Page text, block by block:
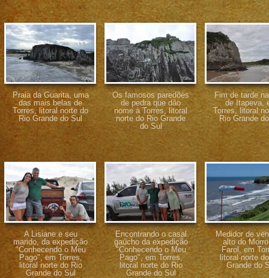
Praia da Guarita, uma
das mais belas de
Torres, litoral norte do
Rio Grande do Sul
Os famosos paredões
de pedra que dão
nome à Torres, litoral
norte do Rio Grande
do Sul
Fim de tarde
de Itapeva,
Torres, litoral
Rio Grande
A Lisiane e seu
marido, da expedição
"Conhecendo o Meu
Pago", em Torres,
litoral norte do Rio
Grande do Sul
Encontrando o casal
gaúcho da expedição
"Conhecendo o Meu
Pago", em Torres,
litoral norte do Rio
Grande do Sul
Medidor de
alto do
Farol, em
litoral norte
Grande do